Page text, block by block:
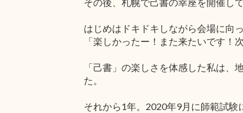
その後、札幌で己書の幸座を開催し
はじめはドキドキしながら会場に向
「楽しかったー！また来たいです！
「己書」の楽しさを体感した私は
た。
それから1年。2020年9月に師範試験